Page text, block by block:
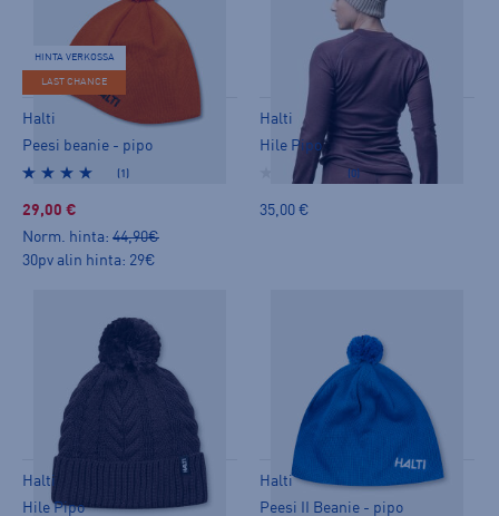
HINTA VERKOSSA
LAST CHANCE
Halti
Peesi beanie - pipo
(1)
29,00 €
Norm. hinta: 44,90€
30pv alin hinta: 29€
Halti
Hile Pipo
(0)
35,00 €
Halti
Hile Pipo
Halti
Peesi II Beanie - pipo